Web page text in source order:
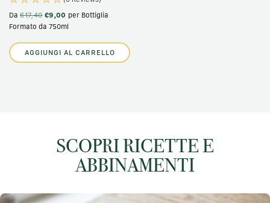
Da €17,40 €9,00 per Bottiglia
Formato da 750ml
AGGIUNGI AL CARRELLO
SCOPRI RICETTE E
ABBINAMENTI